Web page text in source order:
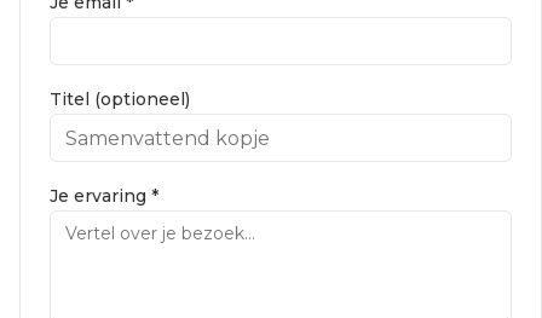
Titel (optioneel)
Je ervaring *